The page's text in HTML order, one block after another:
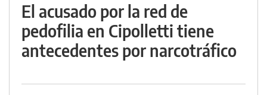
El acusado por la red de
pedofilia en Cipolletti tiene
antecedentes por narcotráfico